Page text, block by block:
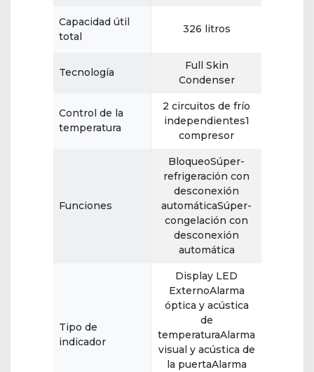
Capacidad útil
total
326 litros
Tecnología
Full Skin
Condenser
Control de la
temperatura
2 circuitos de frío
independientes1
compresor
Funciones
BloqueoSúper-
refrigeración con
desconexión
automáticaSúper-
congelación con
desconexión
automática
Tipo de
indicador
Display LED
ExternoAlarma
óptica y acústica
de
temperaturaAlarma
visual y acústica de
la puertaAlarma